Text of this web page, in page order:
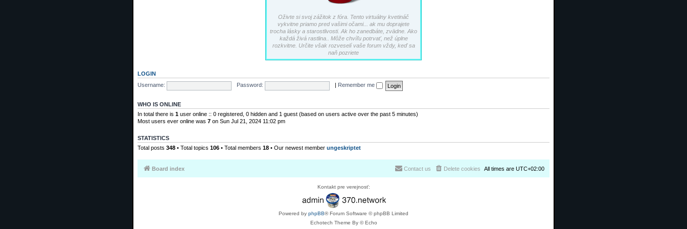
Oživte si svoj zážitok z fóra. Tento virtuálny kvetináč
vykvitne priamo pred vašimi očami... ak mu doprajete
trocha lásky a starostlivosti. Ak ho zanedbáte, zvädne. Ako
každá živá rastlina.. Môže chvíľu potrvať, než úplne
rozkvitne. Určite však rozveselí vaše forum vždy, keď sa
naň pozriete
LOGIN
Username:
Password: Remember me
WHO IS ONLINE
In total there is 1 user online :: 0 registered, 0 hidden and 1 guest (based on users active over the past 5 minutes)
Most users ever online was 7 on Sun Jul 21, 2024 11:02 pm
STATISTICS
Total posts 348 • Total topics 106 • Total members 18 • Our newest member ungeskriptet
Board index All times are UTC+02:00
Delete cookies
Contact us
Kontakt pre verejnosť:
Powered by phpBB® Forum Software © phpBB Limited
Echotech Theme By © Echo